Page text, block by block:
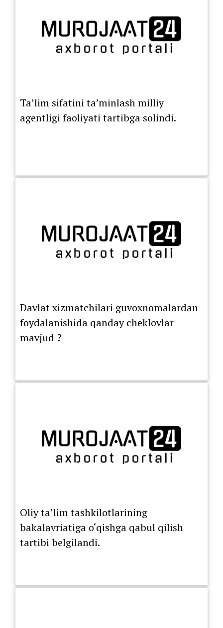
Ta’lim sifatini ta’minlash milliy
agentligi faoliyati tartibga solindi.
Davlat xizmatchilari guvoxnomalardan
foydalanishida qanday cheklovlar
mavjud ?
Oliy ta’lim tashkilotlarining
bakalavriatiga o‘qishga qabul qilish
tartibi belgilandi.